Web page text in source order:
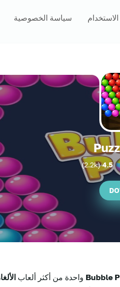
الاستخدام سياسة الخصوصية
4.5
(
2.2k
)
Bubble واحدة من أكثر ألعاب